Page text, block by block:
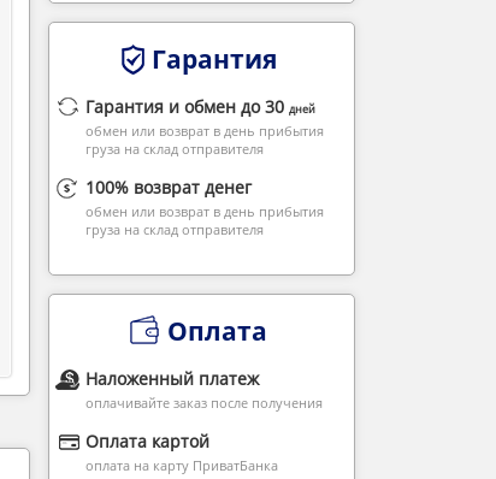
Гарантия
Гарантия и обмен до 30 дней
обмен или возврат в день прибытия
груза на склад отправителя
100% возврат денег
обмен или возврат в день прибытия
груза на склад отправителя
Оплата
Наложенный платеж
оплачивайте заказ после получения
Оплата картой
оплата на карту ПриватБанка